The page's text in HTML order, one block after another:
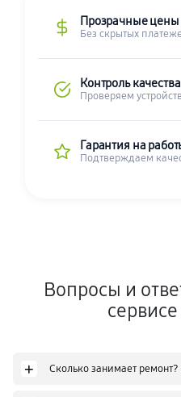
Прозрачные цены
Без скрытых
Контроль качества
Проверяем
Гарантия на
Подтверждаем
Вопросы и
+ Сколько занимает ремонт?